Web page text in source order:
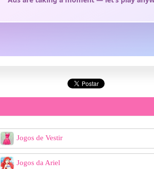
Jogos de Vestir
Jogos da Ariel